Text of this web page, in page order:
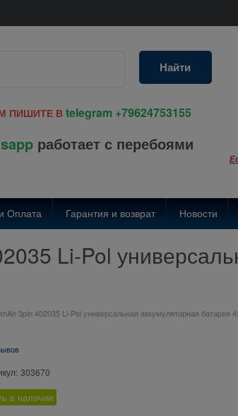
Найти
ПИШИТЕ В telegram +79624753155
работает с перебоями
Оплата Гарантия и возврат Новости
Li-Pol
3pin 402035 Li-Pol универсальная аккумуляторная батарея
303670
в наличии